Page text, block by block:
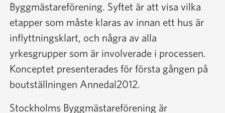
Byggmästareförening. Syftet är att visa vilka
etapper som måste klaras av innan ett hus är
inflyttningsklart, och några av alla
yrkesgrupper som är involverade i processen.
Konceptet presenterades för första gången på
boutställningen Annedal2012.
Stockholms Byggmästareförening är